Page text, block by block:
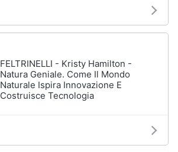
FELTRINELLI - Kristy Hamilton -
Natura Geniale. Come Il Mondo
Naturale Ispira Innovazione E
Costruisce Tecnologia